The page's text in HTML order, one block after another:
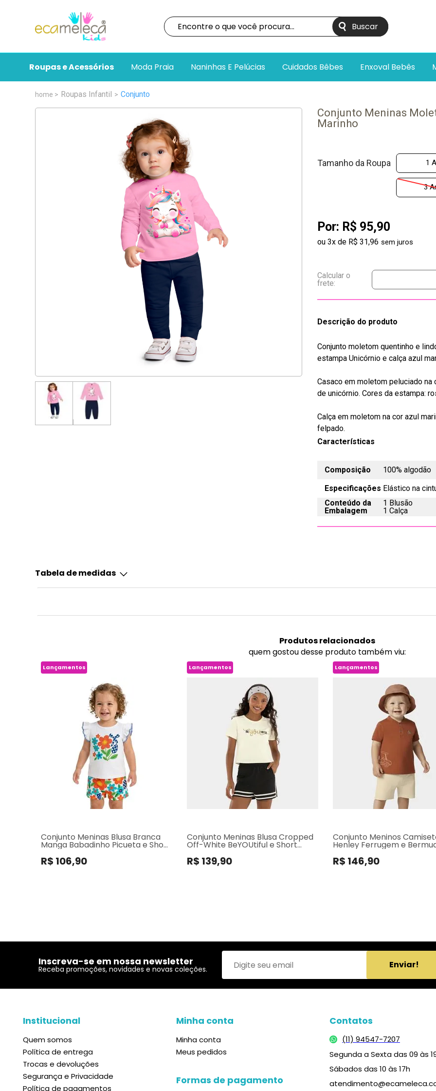
Roupas e Acessórios Moda Praia Naninhas E Pelúcias Cuidados Bêbes Enxoval Bebês
Roupas Infantil Conjunto
Conjunto Meninas
Marinho
Tamanho da Roupa 1
3
Por: R$ 95,90
ou 3x de R$ 31,96
Descrição do produto
Conjunto moletom quentinho e
estampa Unicórnio e calça azul
Casaco em moletom peluciado
de unicórnio. Cores da estampa:
Calça em moletom na cor azul
felpado.
Características
Composição
100% algodão
Especificações Elástico na
Conteúdo da
Embalagem
1 Blusão
1 Calça
Tabela de medidas
Produtosrelacionados
quem gostou desse produto também viu:
Lançamentos
Conjunto Meninas Blusa Branca
Manga Babadinho Picueta e Short
Floral
R$ 106,90
Lançamentos
Conjunto Meninas Blusa Cropped
Off-White BeYOUtiful e Short
R$ 139,90
Lançamentos
Conjunto Meninos
Henley Ferrugem e
Sarja Bege
R$ 146,90
Inscreva-se em nossa newsletter
Receba promoções, novidades e novas coleções. Enviar!
Institucional
Quem somos
Política de entrega
Trocas e devoluções
Segurança e Privacidade
Política de pagamentos
Minha conta
Minha conta
Meus pedidos
Formas de pagamento
Contatos
(11) 94547-7207
Segunda a Sexta das 09 às
Sábados das 10 às 17h